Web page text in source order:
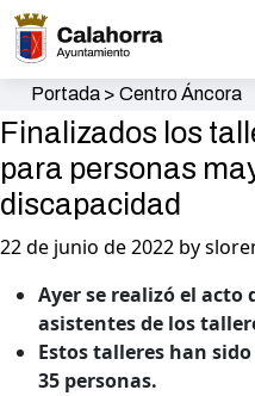
Portada> Centro Áncora
Finalizados los
para personas
discapacidad
22 de junio de 2022 by
Ayer se realizó el acto
asistentes de los
Estos talleres han
35 personas.